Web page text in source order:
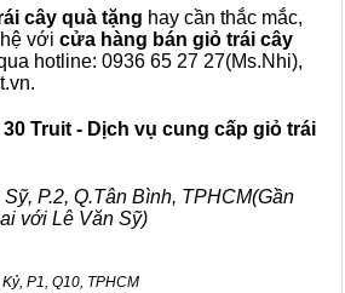
cây quà tặng hay cần thắc mắc,
với cửa hàng bán giỏ trái cây
hotline: 0936 65 27 27(Ms.Nhi),
30 Truit - Dịch vụ cung cấp giỏ trái
P.2, Q.Tân Bình, TPHCM(Gần
với Lê Văn Sỹ)
P1, Q10, TPHCM